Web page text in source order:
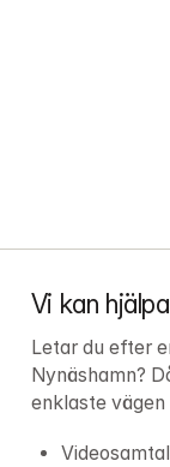
Vi kan
Letar du efter
Nynäshamn?
enklaste vägen
Videosamtal